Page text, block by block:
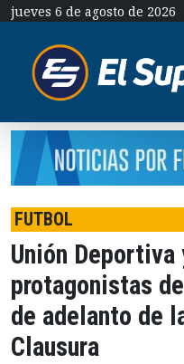
jueves 6 de agosto de 2026
FUTBOL
Unión
protagonistas
de adelanto de
Clausura